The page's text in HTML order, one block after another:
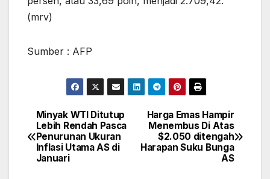
(mrv)
Sumber : AFP
Post
navigation
Harga Emas Hampir
Menembus Di Atas
$2.050 ditengah
Harapan Suku Bunga
AS
Minyak WTI Ditutup
Lebih Rendah Pasca
Penurunan Ukuran
Inflasi Utama AS di
Januari